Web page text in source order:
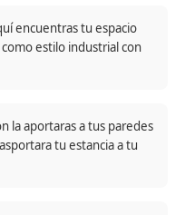
encuentras tu espacio
estilo industrial con
la aportaras a tus paredes
tu estancia a tu